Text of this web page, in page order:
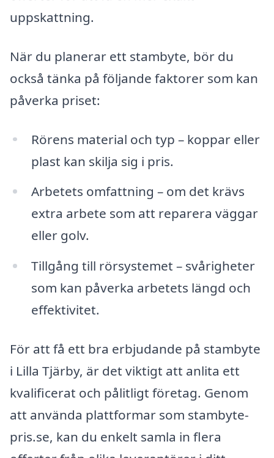
uppskattning.
När du planerar ett stambyte, bör du
också tänka på följande faktorer som kan
påverka priset:
Rörens material och typ – koppar eller
plast kan skilja sig i pris.
Arbetets omfattning – om det krävs
extra arbete som att reparera väggar
eller golv.
Tillgång till rörsystemet – svårigheter
som kan påverka arbetets längd och
effektivitet.
För att få ett bra erbjudande på stambyte
i Lilla Tjärby, är det viktigt att anlita ett
kvalificerat och pålitligt företag. Genom
att använda plattformar som stambyte-
pris.se, kan du enkelt samla in flera